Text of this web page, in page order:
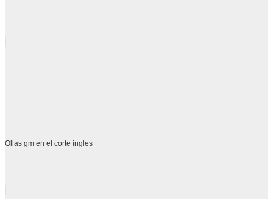
Ollas gm en el corte ingles